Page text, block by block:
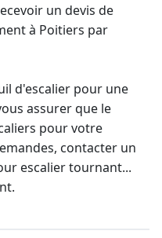
un devis de
à Poitiers par
d'escalier pour une
assurer que le
pour votre
contacter un
escalier tournant...